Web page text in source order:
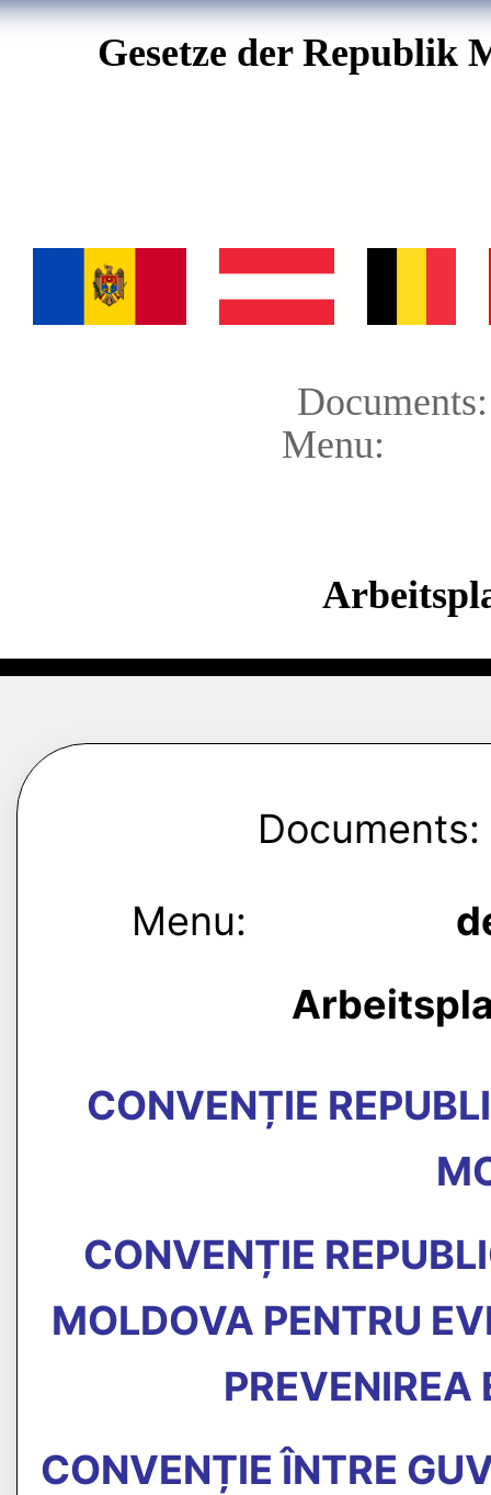
Gesetze der Republik
Documents:
Menu:
Documents:
Menu:
CONVENȚIE
CONVENȚIE
MOLDOVA PENTRU
CONVENȚIE ÎNTRE